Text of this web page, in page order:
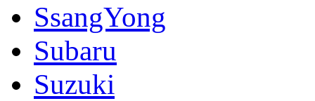
SsangYong
Subaru
Suzuki